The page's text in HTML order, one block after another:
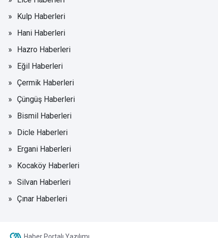
Kulp Haberleri
Hani Haberleri
Hazro Haberleri
Eğil Haberleri
Çermik Haberleri
Çüngüş Haberleri
Bismil Haberleri
Dicle Haberleri
Ergani Haberleri
Kocaköy Haberleri
Silvan Haberleri
Çınar Haberleri